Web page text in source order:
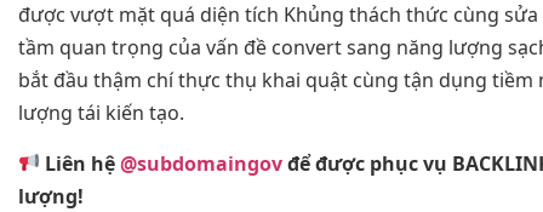
được vượt mặt quá diện tích Khủng thách thức cùng
tầm quan trọng của vấn đề convert sang năng lượng
bắt đầu thậm chí thực thụ khai quật cùng tận dụng tiềm
lượng tái kiến tạo.
Liên hệ@subdomaingovđể được phục vụ
lượng!